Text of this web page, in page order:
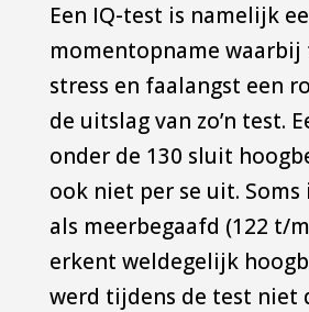
Een IQ-test is namelijk
momentopname waarbij
stress en faalangst een
de uitslag van zo’n test.
onder de 130 sluit
ook niet per se uit. Soms
als meerbegaafd (122 t/
erkent weldegelijk
werd tijdens de test niet